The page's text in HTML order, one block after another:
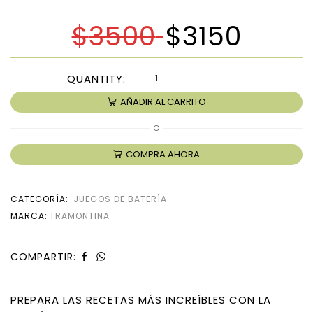
$3500 $3150
AÑADIR AL CARRITO
O
COMPRA AHORA
CATEGORÍA: JUEGOS DE BATERÍA
MARCA: TRAMONTINA
COMPARTIR:
PREPARA LAS RECETAS MÁS INCREÍBLES CON LA